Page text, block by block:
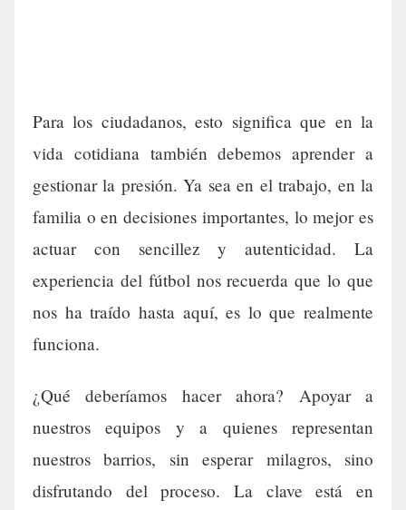
Para los ciudadanos, esto significa que en la
vida cotidiana también debemos aprender a
gestionar la presión. Ya sea en el trabajo, en la
familia o en decisiones importantes, lo mejor es
actuar con sencillez y autenticidad. La
experiencia del fútbol nos recuerda que lo que
nos ha traído hasta aquí, es lo que realmente
funciona.
¿Qué deberíamos hacer ahora? Apoyar a
nuestros equipos y a quienes representan
nuestros barrios, sin esperar milagros, sino
disfrutando del proceso. La clave está en